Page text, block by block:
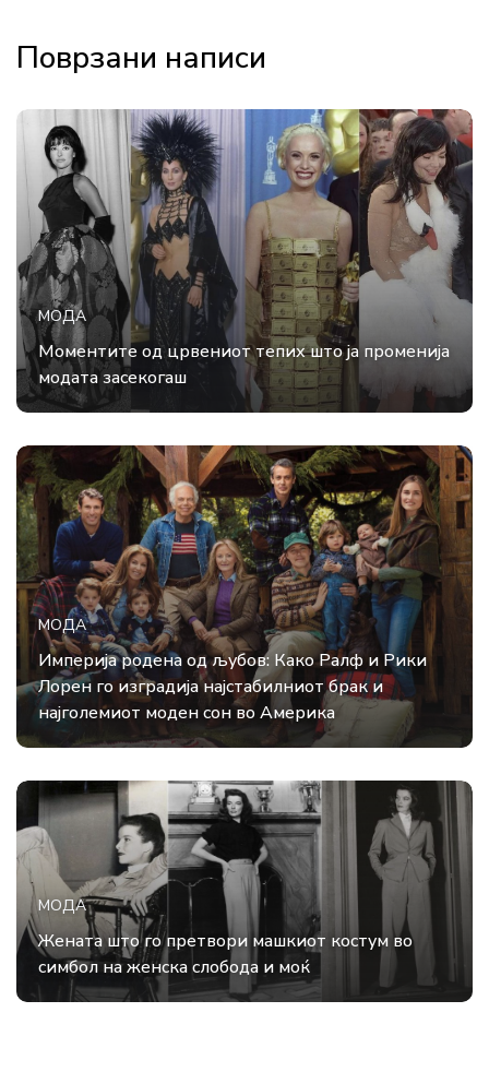
Поврзани написи
МОДА
Моментите од црвениот тепих што ја променија
модата засекогаш
МОДА
Империја родена од љубов: Како Ралф и Рики
Лорен го изградија најстабилниот брак и
најголемиот моден сон во Америка
МОДА
Жената што го претвори машкиот костум во
симбол на женска слобода и моќ